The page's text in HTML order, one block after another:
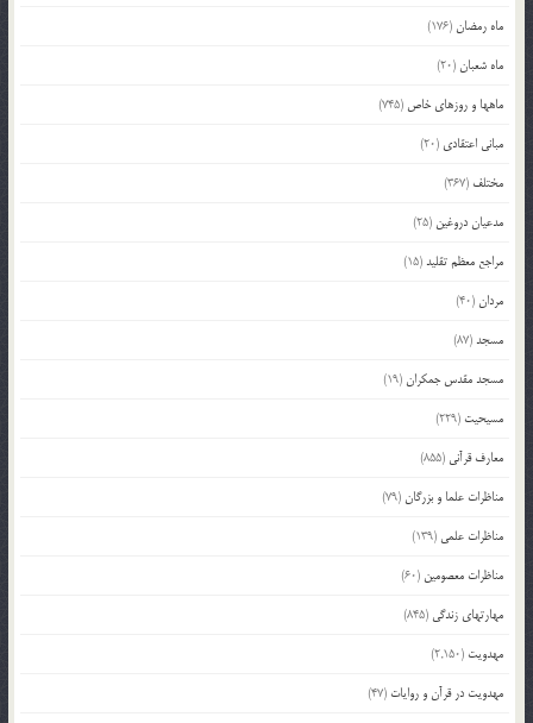
ماه رمضان(176)
ماه شعبان(20)
ماهها و روزهای خاص (745)
مبانی اعتقادی (20)
مختلف (367)
مدعیان دروغین (25)
مراجع معظم تقلید(15)
مردان(40)
مسجد(87)
مسجد مقدس جمکران(19)
مسیحیت (229)
معارف قرآنی (855)
مناظرات علما و بزرگان(79)
مناظرات علمی (139)
مناظرات معصومین (60)
مهارتهای زندگی (845)
مهدویت (2,150)
مهدویت در قرآن و روایات (47)